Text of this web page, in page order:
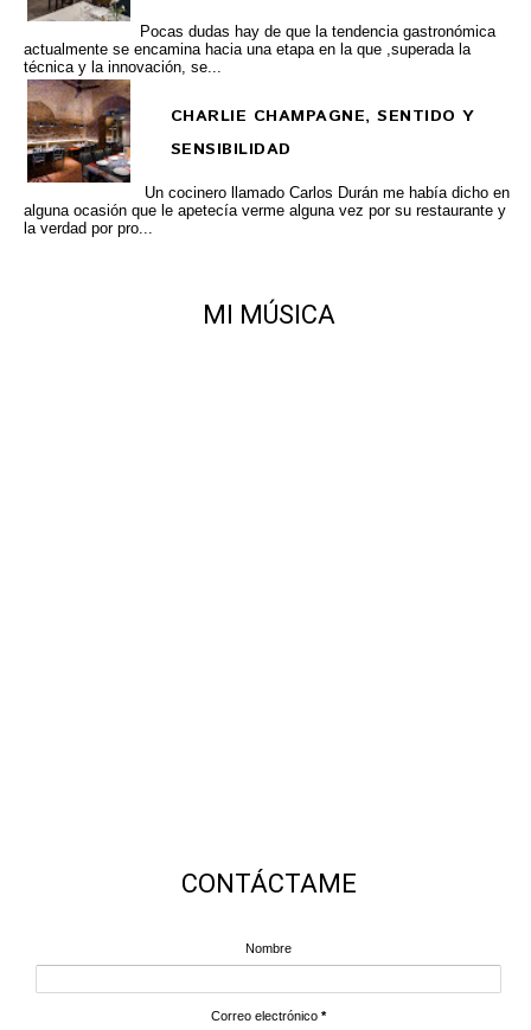
Pocas dudas hay de que la tendencia gastronómica
actualmente se encamina hacia una etapa en la que ,superada la
técnica y la innovación, se...
CHARLIE CHAMPAGNE, SENTIDO Y
SENSIBILIDAD
Un cocinero llamado Carlos Durán me había dicho en
alguna ocasión que le apetecía verme alguna vez por su restaurante y
la verdad por pro...
MI MÚSICA
CONTÁCTAME
Nombre
Correo electrónico *